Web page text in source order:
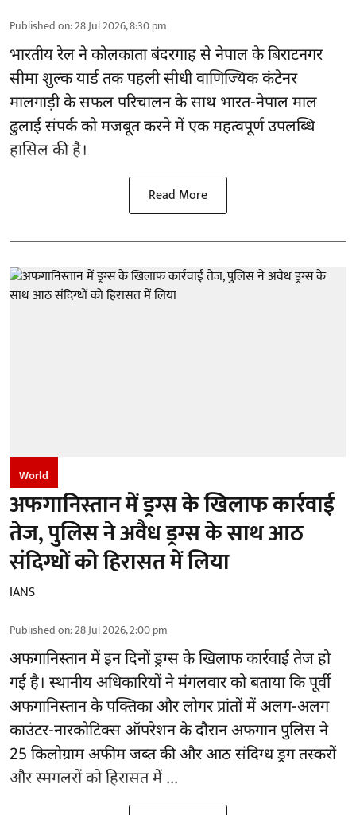
Published on:28 Jul 2026, 8:30 pm
भारतीय रेल ने कोलकाता बंदरगाह से नेपाल के बिराटनगर
सीमा शुल्क यार्ड तक पहली सीधी वाणिज्यिक कंटेनर
मालगाड़ी के सफल परिचालन के साथ भारत-नेपाल माल
ढुलाई संपर्क को मजबूत करने में एक महत्वपूर्ण उपलब्धि
हासिल की है।
Read More
World
अफगानिस्तान में ड्रग्स के खिलाफ कार्रवाई
तेज, पुलिस ने अवैध ड्रग्स के साथ आठ
संदिग्धों को हिरासत में लिया
IANS
Published on:28 Jul 2026, 2:00 pm
अफगानिस्तानमें इन दिनों ड्रग्स के खिलाफ कार्रवाई तेज हो
गई है। स्थानीय अधिकारियों ने मंगलवार को बताया कि पूर्वी
अफगानिस्तान के पक्तिका और लोगर प्रांतों में अलग-अलग
काउंटर-नारकोटिक्स ऑपरेशन के दौरान अफगान पुलिस ने
25 किलोग्राम अफीम जब्त की और आठ संदिग्ध ड्रग तस्करों
और स्मगलरों को हिरासत में ...